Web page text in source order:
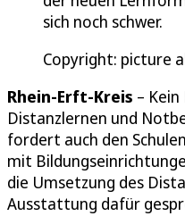
sich noch schwer.
Copyright: picture
Rhein-Erft-Kreis –
Distanzlernen und
fordert auch den
mit
die Umsetzung des
Ausstattung dafür